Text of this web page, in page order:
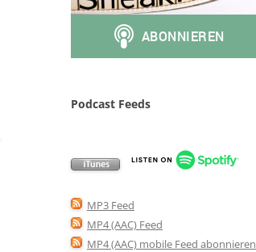
Podcast Feeds
MP3 Feed
MP4 (AAC) Feed
MP4 (AAC) mobile Feed abonnieren